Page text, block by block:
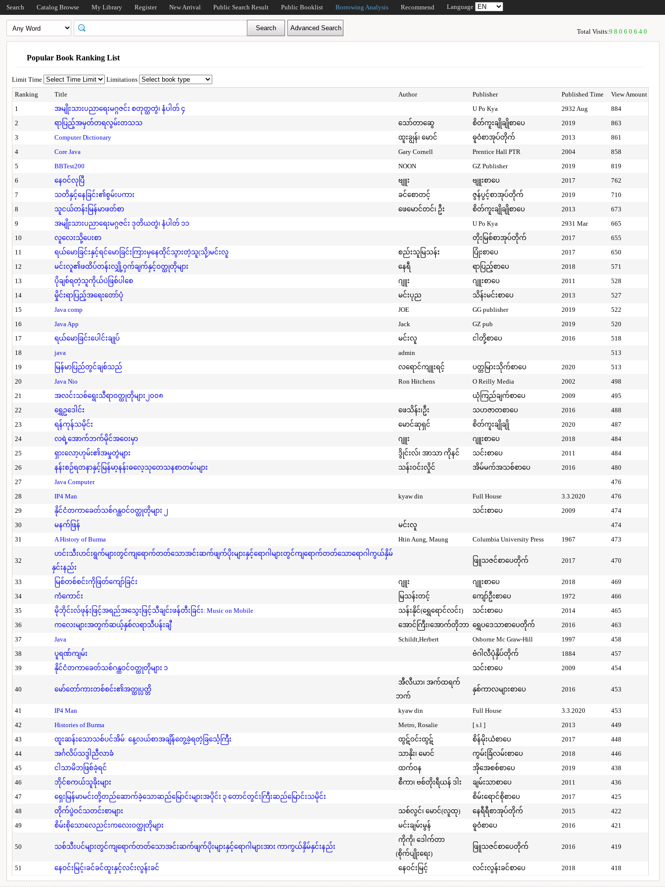
Search Catalog Browse My Library Register New Arrival Public Search Result Public Booklist Borrowing Analysis Recommend Language
Total Visits:98060640
Popular Book Ranking List
Limit Time
Limitations
Ranking
Title Author Publisher Published Time
View Amount
1
အမျိုးသားပညာရေးမဂ္ဂဇင်း စတုတ္ထတွဲ၊ နံပါတ် ၄ U Po Kya 2932 Aug
884
2
ရာပြည့်အမှတ်တရလွမ်းတသသ သော်တာဆွေ စိတ်ကူးချိုချိုစာပေ 2019
863
3
Computer Dictionary ထူးချွန်၊ မောင် ဓူဝံစာအုပ်တိုက် 2013
861
4
Core Java Gary Cornell Prentice Hall PTR 2004
858
5
BBTest200 NOON GZ Publisher 2019
819
6
နေဝင်လုပြီ ဗျူး ဗျူးစာပေ 2017
762
7
သတိနှင့်နေခြင်း၏စွမ်းပကား ခင်စောတင့် ဇွန်ပွင့်စာအုပ်တိုက် 2019
710
8
သူငယ်တန်းမြန်မာဖတ်စာ ဖေမောင်တင်၊ ဦး စိတ်ကူးချိုချိုစာပေ 2013
673
9
အမျိုးသားပညာရေးမဂ္ဂဇင်း ဒုတိယတွဲ၊ နံပါတ် ၁၁ U Po Kya 2931 Mar
665
10
လူလေးသို့ပေးစာ တိုးမြစ်စာအုပ်တိုက် 2017
655
11
ရယ်မောခြင်းနှင့်ရင်မောခြင်းကြားမှနေထိုင်သွားတဲ့သူ(သို့)မင်းလူ စည်းသူမြသန်း ပြုံးစာပေ 2017
650
12
မင်းလူ၏ဖထိပ်တန်းလျှို့ဝှက်ချက်နှင့်ဝတ္ထုတိုများ နေရီ ရာပြည့်စာပေ 2018
571
13
ပိုချစ်ရတဲ့သူကိုယ်ပဲဖြစ်ပါစေ ဂျူး ဂျူးစာပေ 2011
528
14
မှိုင်းရာပြည့်အရေးတော်ပုံ မင်းပုည သိန်းမင်းစာပေ 2013
527
15
Java comp JOE GG publisher 2019
522
16
Java App Jack GZ pub 2019
520
17
ရယ်မောခြင်းပေါင်းချုပ် မင်းလူ ငါတို့စာပေ 2016
518
18
java admin
513
19
မြန်မာပြည်တွင်ချစ်သည် လရောင်ကျူးရင့် ပတ္တမြားသိုက်စာပေ 2020
513
20
Java Nio Ron Hitchens O Reilly Media 2002
498
21
အလင်းသစ်ရွေးသီရာဝတ္ထုတိုများ၂၀၀၈ ယုံကြည်ချက်စာပေ 2009
495
22
ရွှေဥဒေါင်း ဖေသိန်း၊ဦး သဟဇာတစာပေ 2016
488
23
ရန်ကုန်သမိုင်း မောင်ဆုရှင် စိတ်ကူးချိုချို 2020
487
24
လရဲ့အောက်ဘက်မိုင်အဝေးမှာ ဂျူး ဂျူးစာပေ 2018
484
25
ရှားလော့ဟုမ်း၏အမှုတွဲများ ဒွိုင်းလ်၊ အာသာ ကိုနင် သင်းစာပေ 2011
484
26
နန်းစဉ်ရတနာနှင့်မြန်မာ့နန်းဓလေ့သုတေသနစာတမ်းများ သန်းဝင်းလှိုင် အိမ်မက်အသစ်စာပေ 2016
480
27
Java Computer
476
28
IP4 Man kyaw din Full House 3.3.2020
476
29
နိုင်ငံတကာခေတ်သစ်ဂန္ထဝင်ဝတ္ထုတိုများ ၂ သင်းစာပေ 2009
474
30
မနက်ဖြန် မင်းလူ
474
31
A History of Burma Htin Aung, Maung Columbia University Press 1967 473
32
ဟင်းသီးဟင်းရွက်များတွင်ကျရောက်တတ်သောအင်းဆက်ဖျက်ပိုးများနှင့်ရောဂါများတွင်ကျရောက်တတ်သောရောဂါကွယ်နှိမ်
နှင်းနည်း
ဖြူသဇင်စာပေတိုက် 2017 470
33 မြစ်တစ်စင်းကိုဖြတ်ကျော်ခြင်း ဂျူး ဂျူးစာပေ 2018
469
34
ကံကောင်း မြသန်းတင့် ကျော်ဦးစာပေ 1972
466
35
မိုဘိုင်းလ်ဖုန်းဖြင့်အရည်အသွေးဖြင့်သီချင်းဖန်တီးခြင်း: Music on Mobile သန်းနိုင်(ရွှေရောင်လင်း) သင်းစာပေ 2014
465
36
ကလေးများအတွက်ဆယ့်နှစ်လရာသီပန်းချီ အောင်ကြီး၊အောက်တိုဘာ ရွှေပဒေသာစာပေတိုက် 2016
463
37
Java Schildt,Herbert Osborne Mc Graw-Hill 1997
458
38
ပူရဏ်ကျမ်း ဗံဂါလီပုံနှိပ်တိုက် 1884
457
39
နိုင်ငံတကာခေတ်သစ်ဂန္ထဝင်ဝတ္ထုတိုများ ၁ သင်းစာပေ 2009 454
40 မော်တော်ကားတစ်စင်း၏အတ္ထုပ္ပတ္တိ
အီလီယာ၊ အက်ထရက်
ဘက်
နှစ်ကာလများစာပေ 2016 453
41 IP4 Man kyaw din Full House 3.3.2020
453
42
Histories of Burma Metro, Rosalie [ s.l ] 2013
449
43
ထူးဆန်းသောသစ်ပင်အိမ်: နေ့လယ်စာအချိန်တွေ့ခဲ့ရတဲ့ခြင်္သေ့ကြီး ထွဋ်ဝင်းထွဋ် စိန်မိုးယံစာပေ 2017
448
44
အင်္ဂလိပ်သဒ္ဒါညီလာခံ သာနိုး၊ မောင် ကွမ်းခြံလမ်းစာပေ 2018
446
45
ငါသာမိဘဖြစ်ခဲ့ရင် ထက်ဝန အိုအေစစ်စာပေ 2019
438
46
ဘိုင်စကယ်သူခိုးများ စီကာ၊ ဗစ်တိုးရီယန် ဒါး ချမ်းသာစာပေ 2011
436
47
ရှေးမြန်မာမင်းတို့တည်ဆောက်ခဲ့သောဆည်မြောင်းများအပိုင်း ၃ တောင်တွင်းကြီးဆည်မြောင်းသမိုင်း စိမ်းရောင်စိုစာပေ 2017
425
48
တိုက်ပွဲဝင်သတင်းစာများ သစ်လွင်၊ မောင်(လူထု) နေရီရီစာအုပ်တိုက် 2015
422
49
စိမ်းစိုသောလေညင်းကလေးဝတ္ထုတိုများ မင်းချမ်းမွန် ဓူဝံစာပေ 2016 421
50 သစ်သီးပင်များတွင်ကျရောက်တတ်သောအင်းဆက်ဖျက်ပိုးများနှင့်ရောဂါများအား ကာကွယ်နှိမ်နှင်းနည်း
ကိုကို၊ ဒေါက်တာ
(စိုက်ပျိုးရေး)
ဖြူသဇင်စာပေတိုက် 2016 419
51 နေဝင်းမြင့်၊ခင်ခင်ထူးနှင့်လင်းလွန်းခင် နေဝင်းမြင့် လင်းလွန်းခင်စာပေ 2018 418